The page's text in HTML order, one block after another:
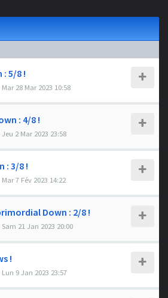
: 5/8 !
Mar 28 Mar 2023 10:58
: 4/8 !
Jeu 2 Mar 2023 23:58
: 3/8 !
Mar 7 Fév 2023 14:22
Down : 2/8 !
Sam 21 Jan 2023 20:00
!
Lun 9 Jan 2023 23:57